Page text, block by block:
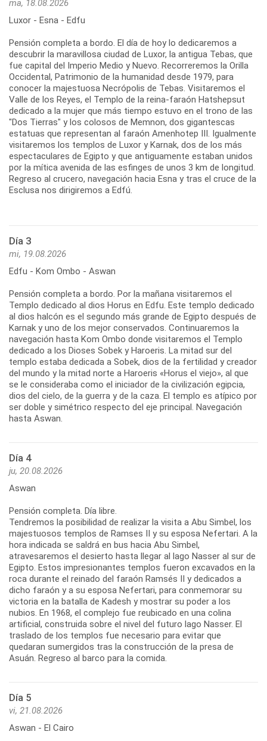
ma, 18.08.2026
Luxor - Esna - Edfu
Pensión completa a bordo. El día de hoy lo dedicaremos a
descubrir la maravillosa ciudad de Luxor, la antigua Tebas, que
fue capital del Imperio Medio y Nuevo. Recorreremos la Orilla
Occidental, Patrimonio de la humanidad desde 1979, para
conocer la majestuosa Necrópolis de Tebas. Visitaremos el
Valle de los Reyes, el Templo de la reina-faraón Hatshepsut
dedicado a la mujer que más tiempo estuvo en el trono de las
"Dos Tierras" y los colosos de Memnon, dos gigantescas
estatuas que representan al faraón Amenhotep III. Igualmente
visitaremos los templos de Luxor y Karnak, dos de los más
espectaculares de Egipto y que antiguamente estaban unidos
por la mítica avenida de las esfinges de unos 3 km de longitud.
Regreso al crucero, navegación hacia Esna y tras el cruce de la
Esclusa nos dirigiremos a Edfú.
Día 3
mi, 19.08.2026
Edfu - Kom Ombo - Aswan
Pensión completa a bordo. Por la mañana visitaremos el
Templo dedicado al dios Horus en Edfu. Este templo dedicado
al dios halcón es el segundo más grande de Egipto después de
Karnak y uno de los mejor conservados. Continuaremos la
navegación hasta Kom Ombo donde visitaremos el Templo
dedicado a los Dioses Sobek y Haroeris. La mitad sur del
templo estaba dedicada a Sobek, dios de la fertilidad y creador
del mundo y la mitad norte a Haroeris «Horus el viejo», al que
se le consideraba como el iniciador de la civilización egipcia,
dios del cielo, de la guerra y de la caza. El templo es atípico por
ser doble y simétrico respecto del eje principal. Navegación
hasta Aswan.
Día 4
ju, 20.08.2026
Aswan
Pensión completa. Día libre.
Tendremos la posibilidad de realizar la visita a Abu Simbel, los
majestuosos templos de Ramses II y su esposa Nefertari. A la
hora indicada se saldrá en bus hacia Abu Simbel,
atravesaremos el desierto hasta llegar al lago Nasser al sur de
Egipto. Estos impresionantes templos fueron excavados en la
roca durante el reinado del faraón Ramsés II y dedicados a
dicho faraón y a su esposa Nefertari, para conmemorar su
victoria en la batalla de Kadesh y mostrar su poder a los
nubios. En 1968, el complejo fue reubicado en una colina
artificial, construida sobre el nivel del futuro lago Nasser. El
traslado de los templos fue necesario para evitar que
quedaran sumergidos tras la construcción de la presa de
Asuán. Regreso al barco para la comida.
Día 5
vi, 21.08.2026
Aswan - El Cairo